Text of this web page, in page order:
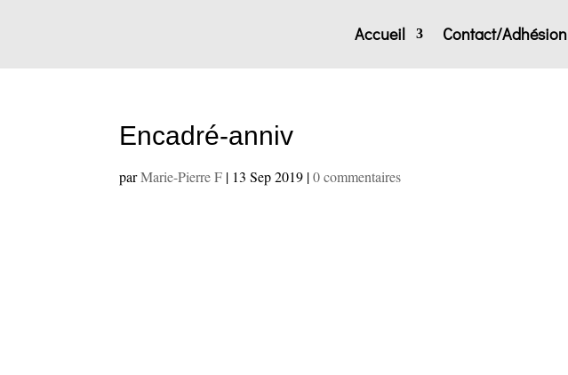
Accueil Contact/Adhésion
Encadré-anniv
parMarie-Pierre F | 13 Sep 2019 |0 commentaires